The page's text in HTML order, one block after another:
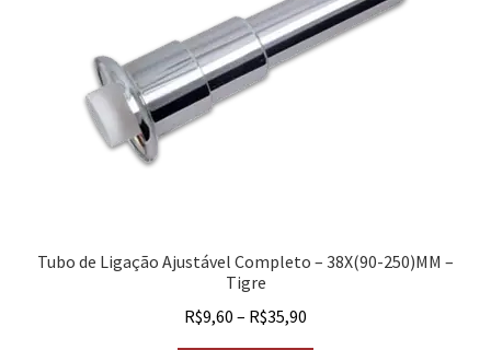
Tubo de Ligação Ajustável Completo – 38X(90-250)MM –
Tigre
R$9,60 – R$35,90